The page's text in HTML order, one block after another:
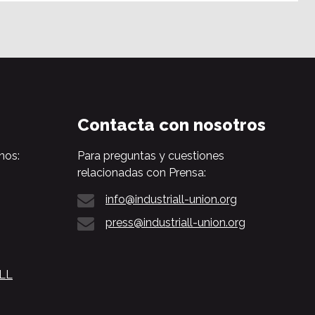
Contacta con nosotros
Para preguntas y cuestiones
relacionadas con Prensa:
info@industriall-union.org
press@industriall-union.org